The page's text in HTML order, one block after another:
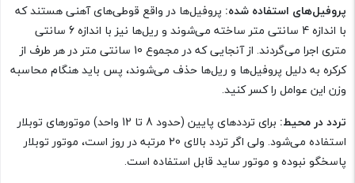
پروفیل‌های استفاده شده: پروفیل‌ها در واقع قوطی‌های آهنی هستند که
با اندازه 4 سانتی متر ساخته می‌شوند و ریل‌ها نیز با اندازه 6 سانتی
متری اجرا می‌گردند. از آنجایی که در مجموع 10 سانتی متر در هر طرف از
کرکره به دلیل پروفیل‌ها و ریل‌ها حذف می‌شوند، پس باید هنگام محاسبه
وزن این عوامل را کسر کنید.
تردد در محیط:
برای ترددهای پایین (حدود 8 تا 12 واحد) موتورهای توبلار
استفاده می‌شود. ولی اگر تردد بالای 20 مرتبه در روز است، موتور توبلار
پاسخگو نبوده و موتور ساید قابل استفاده است.